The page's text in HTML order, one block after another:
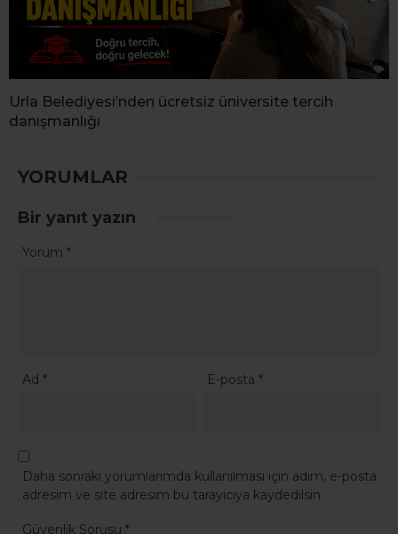
Urla Belediyesi’nden ücretsiz üniversite tercih
danışmanlığı
YORUMLAR
Bir yanıt yazın
Yorum *
Ad * E-posta*
Daha sonraki yorumlarımda kullanılması için adım, e-posta
adresim ve site adresim bu tarayıcıya kaydedilsin.
Güvenlik Sorusu *